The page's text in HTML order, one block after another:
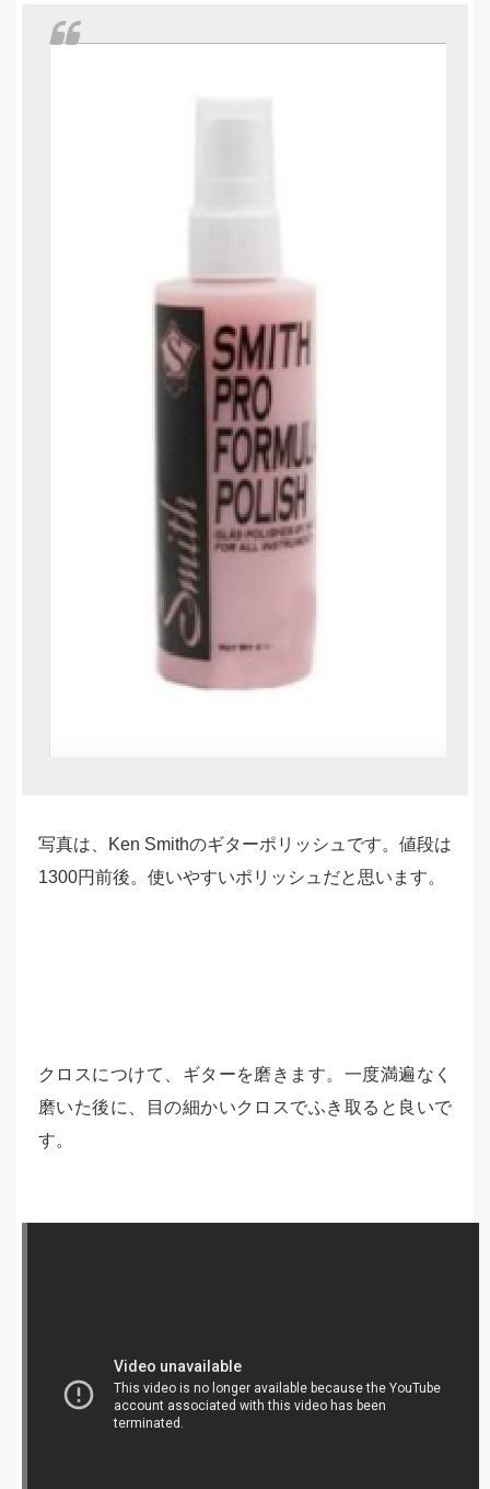
写真は、Ken Smithのギターポリッシュです。値段は
1300円前後。使いやすいポリッシュだと思います。
クロスにつけて、ギターを磨きます。一度満遍なく
磨いた後に、目の細かいクロスでふき取ると良いで
す。